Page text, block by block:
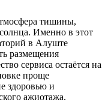
тишины,
Именно в этот
в Алуште
размещения
сервиса остаётся на
проще
здоровью и
ажиотажа.